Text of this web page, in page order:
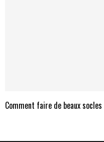
Comment faire de beaux